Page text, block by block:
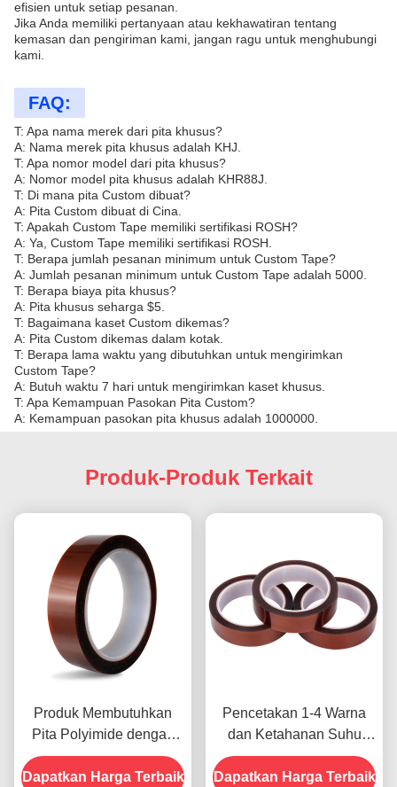
efisien untuk setiap pesanan.
Jika Anda memiliki pertanyaan atau kekhawatiran tentang
kemasan dan pengiriman kami, jangan ragu untuk menghubungi
kami.
FAQ:
T: Apa nama merek dari pita khusus?
A: Nama merek pita khusus adalah KHJ.
T: Apa nomor model dari pita khusus?
A: Nomor model pita khusus adalah KHR88J.
T: Di mana pita Custom dibuat?
A: Pita Custom dibuat di Cina.
T: Apakah Custom Tape memiliki sertifikasi ROSH?
A: Ya, Custom Tape memiliki sertifikasi ROSH.
T: Berapa jumlah pesanan minimum untuk Custom Tape?
A: Jumlah pesanan minimum untuk Custom Tape adalah 5000.
T: Berapa biaya pita khusus?
A: Pita khusus seharga $5.
T: Bagaimana kaset Custom dikemas?
A: Pita Custom dikemas dalam kotak.
T: Berapa lama waktu yang dibutuhkan untuk mengirimkan
Custom Tape?
A: Butuh waktu 7 hari untuk mengirimkan kaset khusus.
T: Apa Kemampuan Pasokan Pita Custom?
A: Kemampuan pasokan pita khusus adalah 1000000.
Produk-Produk Terkait
Produk Membutuhkan
Pita Polyimide dengan
Resistensi Tegangan
1000V
Dapatkan Harga Terbaik
Pencetakan 1-4 Warna
dan Ketahanan Suhu
-10C-80C Metode
Pembayaran Kartu Kredit
Dapatkan Harga Terbaik